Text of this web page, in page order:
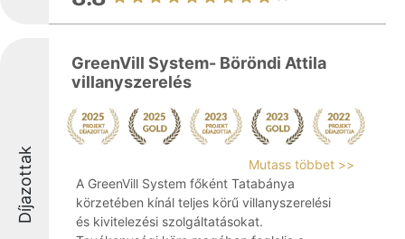
Díjazottak
GreenVill System- Böröndi Attila
villanyszerelés
Mutass többet >>
A GreenVill System főként Tatabánya
körzetében kínál teljes körű villanyszerelési
és kivitelezési szolgáltatásokat.